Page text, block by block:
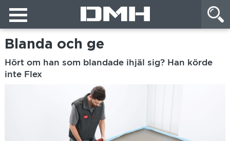
Blanda och ge
Hört om han som blandade ihjäl sig? Han körde
inte Flex